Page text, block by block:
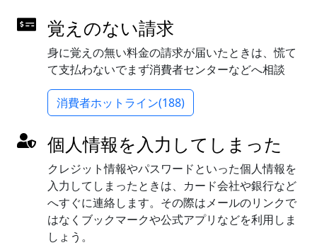
覚えのない請求
身に覚えの無い料金の請求が届いたときは、慌て
て支払わないでまず消費者センターなどへ相談
消費者ホットライン(188)
個人情報を入力してしまった
クレジット情報やパスワードといった個人情報を
入力してしまったときは、カード会社や銀行など
へすぐに連絡します。その際はメールのリンクで
はなくブックマークや公式アプリなどを利用しま
しょう。